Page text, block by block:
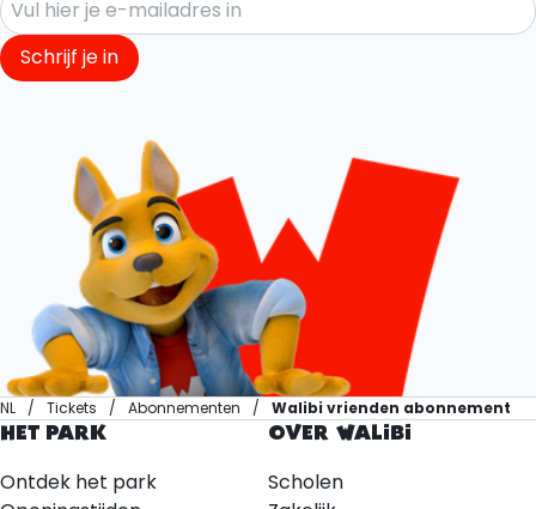
Schrijf je in
NL Tickets Abonnementen
Walibi vrienden abonnement
HET PARK
Ontdek het park
OVER WALIBI
Scholen